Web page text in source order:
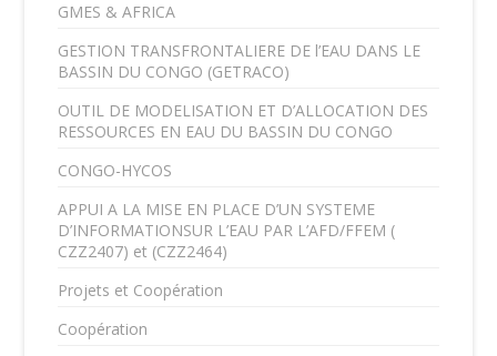
GMES & AFRICA
GESTION TRANSFRONTALIERE DE l’EAU DANS LE
BASSIN DU CONGO (GETRACO)
OUTIL DE MODELISATION ET D’ALLOCATION DES
RESSOURCES EN EAU DU BASSIN DU CONGO
CONGO-HYCOS
APPUI A LA MISE EN PLACE D’UN SYSTEME
D’INFORMATIONSUR L’EAU PAR L’AFD/FFEM (
CZZ2407) et (CZZ2464)
Projets et Coopération
Coopération